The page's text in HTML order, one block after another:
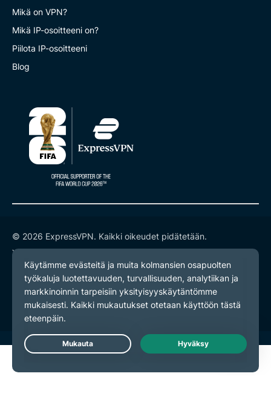
Mikä on VPN?
Mikä IP-osoitteeni on?
Piilota IP-osoitteeni
Blog
© 2026 ExpressVPN. Kaikki oikeudet pidätetään.
Yksityisyyskäytäntö
Palveluehdot
Evästeasetukset
Live Chat